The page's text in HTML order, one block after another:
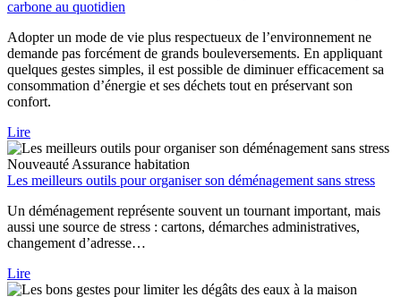
carbone au quotidien
Adopter un mode de vie plus respectueux de l’environnement ne
demande pas forcément de grands bouleversements. En appliquant
quelques gestes simples, il est possible de diminuer efficacement sa
consommation d’énergie et ses déchets tout en préservant son
confort.
Lire
Nouveauté Assurance habitation
Les meilleurs outils pour organiser son déménagement sans stress
Un déménagement représente souvent un tournant important, mais
aussi une source de stress : cartons, démarches administratives,
changement d’adresse…
Lire